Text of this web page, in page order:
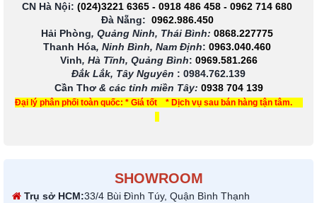
CN Hà Nội: (024)3221 6365 - 0918 486 458 - 0962 714 680
Đà Nẵng: 0962.986.450
Hải Phòng, Quảng Ninh, Thái Bình: 0868.227775
Thanh Hóa, Ninh Bình, Nam Định: 0963.040.460
Vinh, Hà Tĩnh, Quảng Bình: 0969.581.266
Đắk Lắk, Tây Nguyên : 0984.762.139
Cần Thơ & các tỉnh miền Tây: 0938 704 139
Đại lý phân phối toàn quốc: * Giá tốt * Dịch vụ sau bán hàng tận tâm.
SHOWROOM
Trụ sở HCM:33/4 Bùi Đình Túy, Quận Bình Thạnh